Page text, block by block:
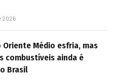
2026
Oriente Médio esfria, mas
combustíveis ainda é
Brasil